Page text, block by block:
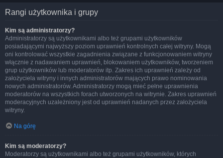
Rangi użytkownika i grupy
Kim są administratorzy?
Administratorzy są użytkownikami albo też grupami użytkowników
posiadającymi najwyższy poziom uprawnień kontrolnych całej witryny. Mogą
oni kontrolować wszystkie zagadnienia związane z funkcjonowaniem witryny
włącznie z nadawaniem uprawnień, blokowaniem użytkowników, tworzeniem
grup użytkowników lub moderatorów itp. Zakres ich uprawnień zależy od
założyciela witryny i innych administratorów mających prawo nominowania
nowych administratorów. Administratorzy mogą mieć pełne uprawnienia
moderatorów na wszystkich forach utworzonych na witrynie. Zakres uprawnień
moderacyjnych uzależniony jest od uprawnień nadanych przez założyciela
witryny.
Na górę
Kim są moderatorzy?
Moderatorzy są użytkownikami albo też grupami użytkowników, których